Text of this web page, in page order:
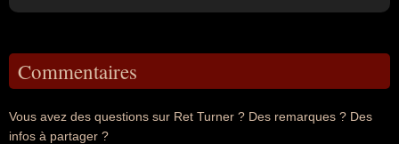
Commentaires
Vous avez des questions sur Ret Turner ? Des remarques ? Des
infos à partager ?